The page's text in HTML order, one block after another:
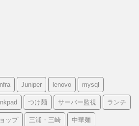
Juniper lenovo mysql
つけ麺 サーバー監視 ランチ
ップ 三浦・三崎 中華麺